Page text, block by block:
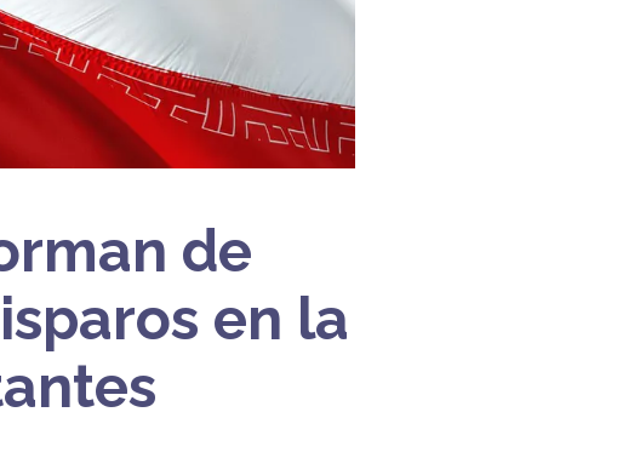
de
en la